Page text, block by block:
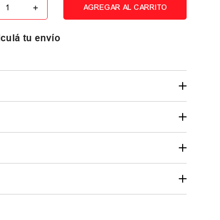
＋ AGREGAR AL CARRITO
tu envío